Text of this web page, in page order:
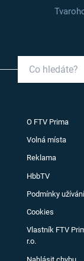
O FTV Prima
Volná místa
Reklama
HbbTV
Podmínky užívání
Cookies
Vlastník FTV
r.o.